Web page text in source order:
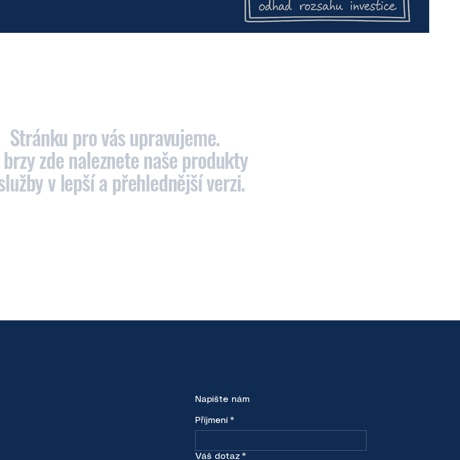
Stránku pro vás upravujeme.
zde naleznete naše produkty
v lepší a přehlednější verzi.
Napište nám
Příjmení *
Váš dotaz *